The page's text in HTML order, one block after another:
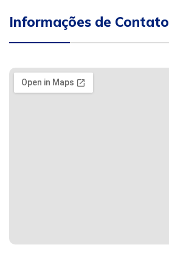
Informações de Contato